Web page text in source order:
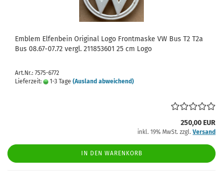
Emblem Elfenbein Original Logo Frontmaske VW Bus T2 T2a
Bus 08.67-07.72 vergl. 211853601 25 cm Logo
Art.Nr.: 7575-6772
Lieferzeit:
1-3 Tage (Ausland abweichend)
250,00 EUR
inkl. 19% MwSt. zzgl. Versand
IN DEN WARENKORB